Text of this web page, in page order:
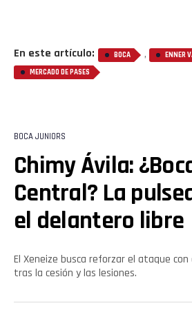
En este artículo: BOCA , ENNER
MERCADO DE PASES
BOCA JUNIORS
Chimy Ávila:
Central? La
el delantero libre
El Xeneize busca reforzar el ataque
tras la cesión y las lesiones.